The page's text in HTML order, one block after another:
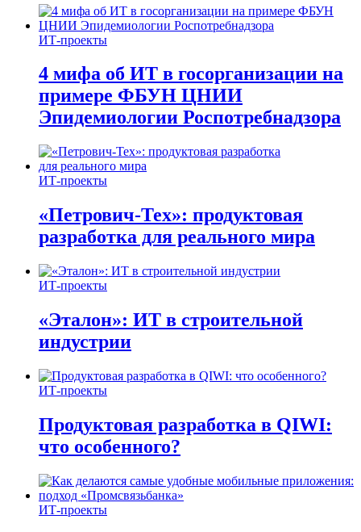
ИТ-проекты
4 мифа об ИТ в госорганизации на
примере ФБУН ЦНИИ
Эпидемиологии Роспотребнадзора
ИТ-проекты
«Петрович-Тех»: продуктовая
разработка для реального мира
ИТ-проекты
«Эталон»: ИТ в строительной
индустрии
ИТ-проекты
Продуктовая разработка в QIWI:
что особенного?
ИТ-проекты